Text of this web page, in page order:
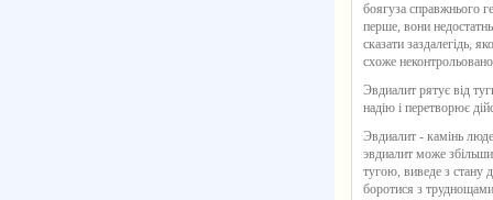
боягуза справжнього
перше, вони
сказати заздалегідь,
схоже
Эвдиалит рятує від
надію і перетворює
Эвдиалит - камінь
эвдиалит може
тугою, виведе з стану
боротися з